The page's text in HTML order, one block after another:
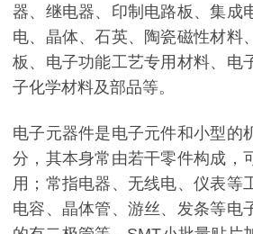
器、继电器、印制电路板、集成
电、晶体、石英、陶瓷磁性材料
板、电子功能工艺专用材料、电
子化学材料及部品等。
电子元器件是电子元件和小型的
分，其本身常由若干零件构成，
用；常指电器、无线电、仪表等
电容、晶体管、游丝、发条等电